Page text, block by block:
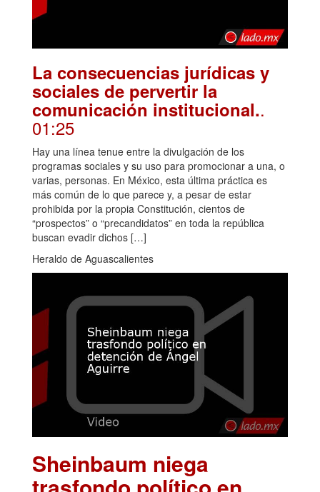
La consecuencias jurídicas y
sociales de pervertir la
comunicación institucional..
01:25
Hay una línea tenue entre la divulgación de los
programas sociales y su uso para promocionar a una, o
varias, personas. En México, esta última práctica es
más común de lo que parece y, a pesar de estar
prohibida por la propia Constitución, cientos de
“prospectos” o “precandidatos” en toda la república
buscan evadir dichos […]
Heraldo de Aguascalientes
Sheinbaum niega